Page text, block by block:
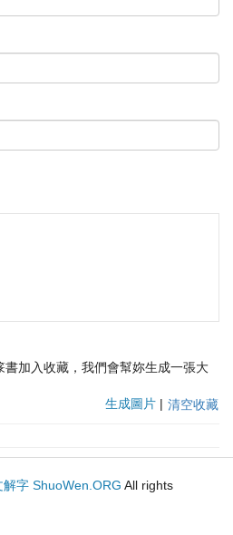
加入收藏，我們會幫妳生成一張大
生成圖片 | 清空收藏
解字 ShuoWen.ORG All rights